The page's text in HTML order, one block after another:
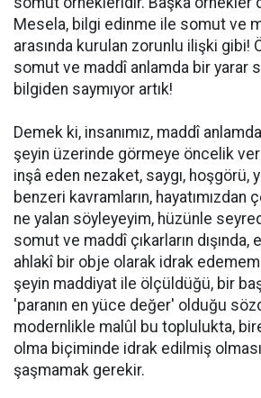
Mesela, bilgi edinme ile somut ve
arasında kurulan zorunlu ilişki gibi!
somut ve maddî anlamda bir yarar
bilgiden saymıyor artık!
Demek ki, insanımız, maddî
şeyin üzerinde görmeye öncelik
inşâ eden nezaket, saygı, hoşgörü,
benzeri kavramların, hayatımızdan
ne yalan söyleyeyim, hüzünle
somut ve maddî çıkarların
ahlakî bir obje olarak idrak
şeyin maddiyat ile ölçüldüğü, bir
'paranın en yüce değer' olduğu
modernlikle malûl bu toplulukta,
olma biçiminde idrak edilmiş
şaşmamak gerekir.